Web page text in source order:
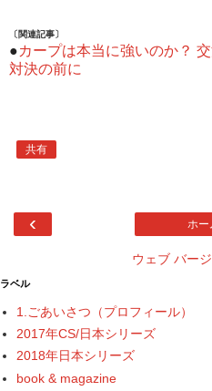
〔関連記事〕
●カープは本当に強いのか？
対決の前に
共有
‹ ホー
ウェブ バー
ラベル
1.ごあいさつ（プロフィール）
2017年CS/日本シリーズ
2018年日本シリーズ
book & magazine